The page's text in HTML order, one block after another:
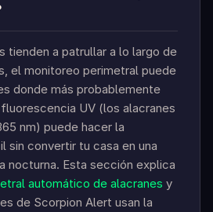
tienden a patrullar a lo largo de
el monitoreo perimetral puede
donde más probablemente
UV (los alacranes
nm) puede hacer la
sin convertir tu casa en una
nocturna. Esta sección explica
automático de alacranes y
de Scorpion Alert usan la